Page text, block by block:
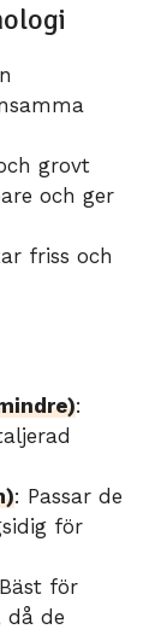
grovt
och ger
friss och
:
: Passar de
för
för
då de